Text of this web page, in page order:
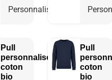
Personnaliser
Pull
personnalisé
coton
bio
Pull
coton
bio